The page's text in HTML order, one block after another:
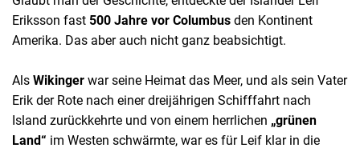
Eriksson fast 500 Jahre vor Columbus den Kontinent
Amerika. Das aber auch nicht ganz beabsichtigt.
Als Wikinger war seine Heimat das Meer, und als sein Vater
Erik der Rote nach einer dreijährigen Schifffahrt nach
Island zurückkehrte und von einem herrlichen „grünen
Land“ im Westen schwärmte, war es für Leif klar in die